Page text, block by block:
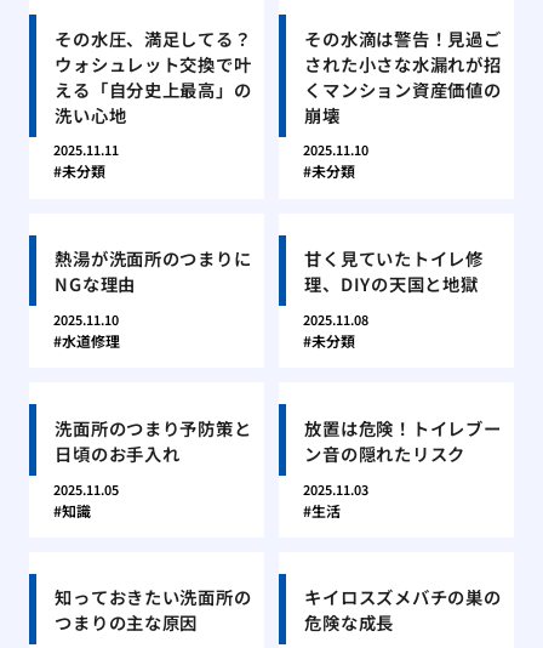
その水圧、満足してる？
ウォシュレット交換で叶
える「自分史上最高」の
洗い心地
2025.11.11
未分類
その水滴は警告！見過ご
された小さな水漏れが招
くマンション資産価値の
崩壊
2025.11.10
未分類
熱湯が洗面所のつまりに
NGな理由
2025.11.10
水道修理
甘く見ていたトイレ修
理、DIYの天国と地獄
2025.11.08
未分類
洗面所のつまり予防策と
日頃のお手入れ
2025.11.05
知識
放置は危険！トイレブー
ン音の隠れたリスク
2025.11.03
生活
知っておきたい洗面所の
つまりの主な原因
キイロスズメバチの巣の
危険な成長